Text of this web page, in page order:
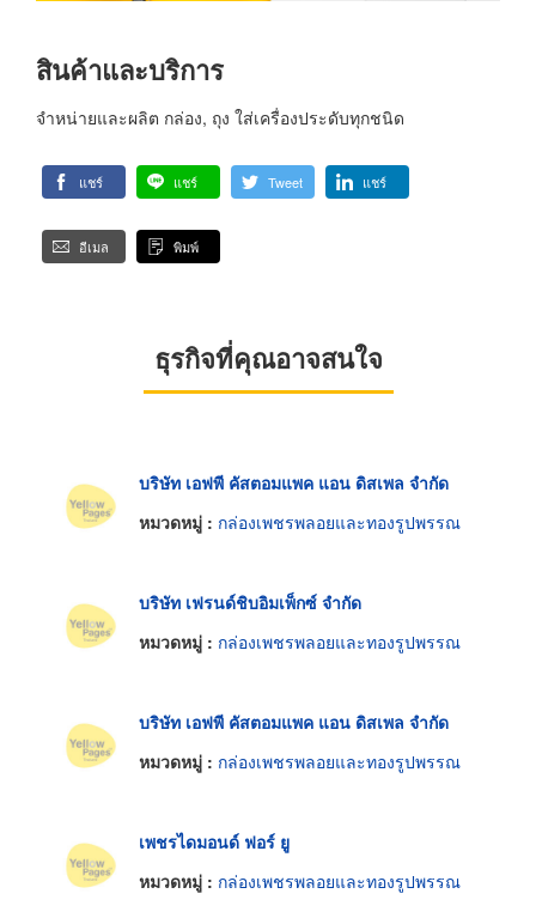
สินค้าและบริการ
จำหน่ายและผลิต กล่อง, ถุง ใส่เครื่องประดับทุกชนิด
แชร์ แชร์ Tweet แชร์
อีเมล พิมพ์
ธุรกิจที่คุณอาจสนใจ
บริษัท เอฟพี คัสตอมแพค แอน ดิสเพล จำกัด
หมวดหมู่ : กล่องเพชรพลอยและทองรูปพรรณ
บริษัท เฟรนด์ชิบอิมเพ็กซ์ จำกัด
หมวดหมู่ : กล่องเพชรพลอยและทองรูปพรรณ
บริษัท เอฟพี คัสตอมแพค แอน ดิสเพล จำกัด
หมวดหมู่ : กล่องเพชรพลอยและทองรูปพรรณ
เพชรไดมอนด์ ฟอร์ ยู
หมวดหมู่ : กล่องเพชรพลอยและทองรูปพรรณ